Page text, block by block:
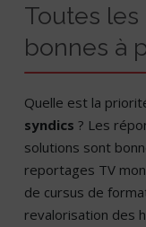
Toutes
bonnes à
Quelle est la
syndics ? Les
solutions sont
reportages TV
de cursus de
revalorisation des